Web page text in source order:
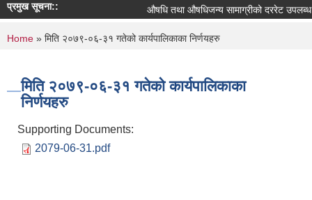
प्रमुख सूचना:: औषधि तथा औषधिजन्य सामाग्रीको दररेट उपलब्ध
You are here
Home » मिति २०७९-०६-३१ गतेको कार्यपालिकाका निर्णयहरु
मिति २०७९-०६-३१ गतेको कार्यपालिकाका
निर्णयहरु
Supporting Documents:
2079-06-31.pdf